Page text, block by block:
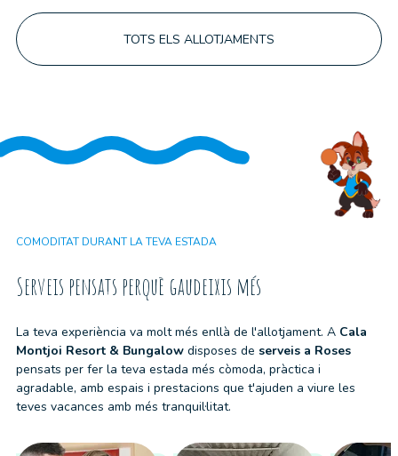
TOTS ELS ALLOTJAMENTS
COMODITAT DURANT LA TEVA ESTADA
Serveis pensats perquè gaudeixis més
La teva experiència va molt més enllà de l'allotjament. A Cala
Montjoi Resort & Bungalow disposes de serveis a Roses
pensats per fer la teva estada més còmoda, pràctica i
agradable, amb espais i prestacions que t'ajuden a viure les
teves vacances amb més tranquil·litat.